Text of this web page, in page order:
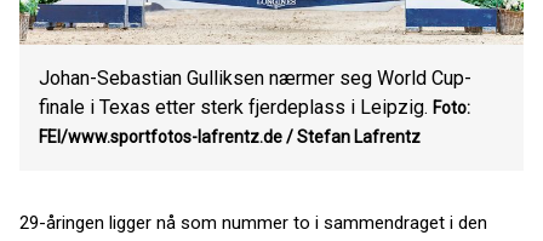
Johan-Sebastian Gulliksen nærmer seg World Cup-
finale i Texas etter sterk fjerdeplass i Leipzig. Foto:
FEI/www.sportfotos-lafrentz.de / Stefan Lafrentz
29-åringen ligger nå som nummer to i sammendraget i den